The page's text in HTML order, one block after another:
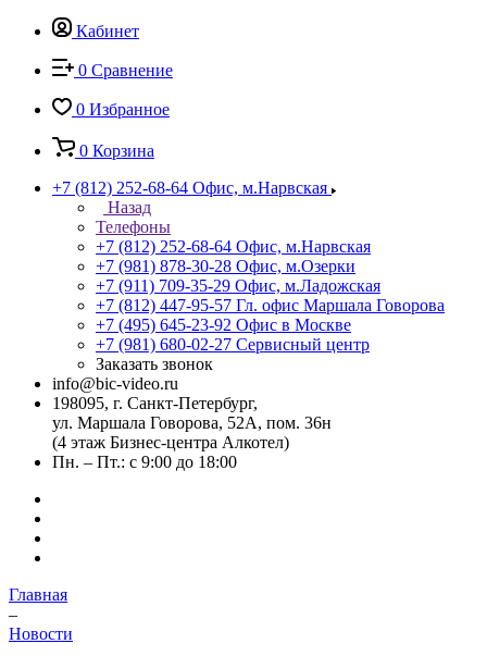
Кабинет
0 Сравнение
0 Избранное
0 Корзина
+7 (812) 252-68-64 Офис, м.Нарвская
Назад
Телефоны
+7 (812) 252-68-64 Офис, м.Нарвская
+7 (981) 878-30-28 Офис, м.Озерки
+7 (911) 709-35-29 Офис, м.Ладожская
+7 (812) 447-95-57 Гл. офис Маршала Говорова
+7 (495) 645-23-92 Офис в Москве
+7 (981) 680-02-27 Сервисный центр
Заказать звонок
info@bic-video.ru
198095, г. Санкт-Петербург,
ул. Маршала Говорова, 52А, пом. 36н
(4 этаж Бизнес-центра Алкотел)
Пн. – Пт.: с 9:00 до 18:00
Главная
–
Новости